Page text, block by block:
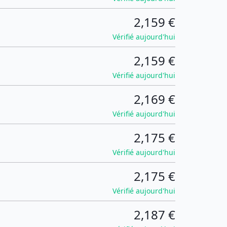
2,159 €
Vérifié aujourd'hui
2,159 €
Vérifié aujourd'hui
2,169 €
Vérifié aujourd'hui
2,175 €
Vérifié aujourd'hui
2,175 €
Vérifié aujourd'hui
2,187 €